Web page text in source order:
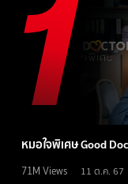
หมอใจพิเศษ Good
71M Views 11 ต.ค. 67